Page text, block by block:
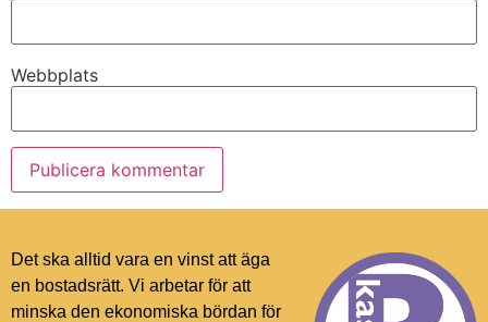
Webbplats
Det ska alltid vara en vinst att äga
en bostadsrätt. Vi arbetar för att
minska den ekonomiska bördan för